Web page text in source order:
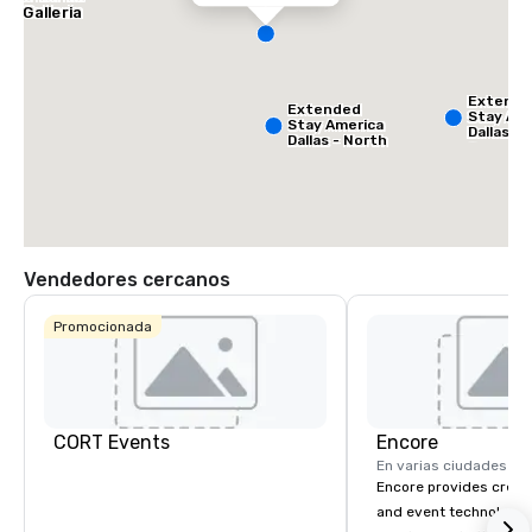
Galleria
Extended
Stay America
Dallas - North
Stay
Dallas -
Vendedores cercanos
Promocionada
CORT Events Encore
En varias ciudades
Encore provides
and event technology